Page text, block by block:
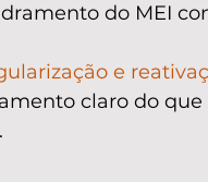
do MEI
e
claro do